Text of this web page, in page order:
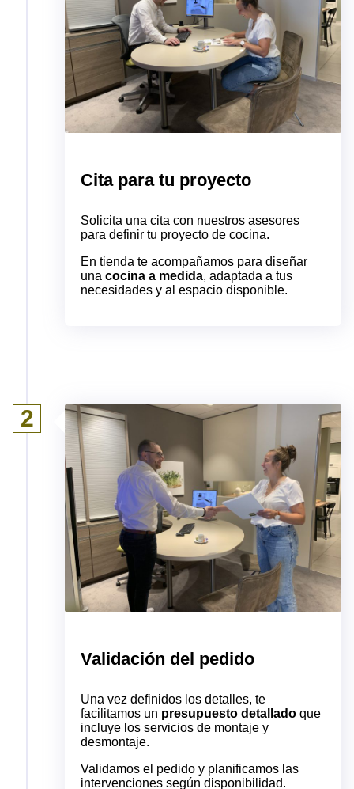
Cita para tu proyecto​
Solicita una cita con nuestros asesores
para definir tu proyecto de cocina.
En tienda te acompañamos para diseñar
una cocina a medida, adaptada a tus
necesidades y al espacio disponible.
Validación del pedido​
Una vez definidos los detalles, te
facilitamos un presupuesto detallado que
incluye los servicios de montaje y
desmontaje.
Validamos el pedido y planificamos las
intervenciones según disponibilidad.
2